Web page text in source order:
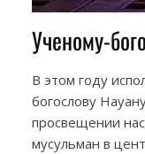
Ученому-
В этом году
богослову
просвещении
мусульман в